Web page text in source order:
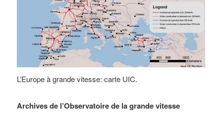
L’Europe à grande vitesse: carte UIC.
Archives de l’Observatoire de la grande vitesse